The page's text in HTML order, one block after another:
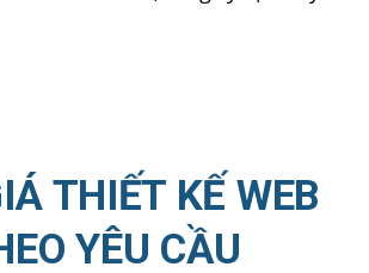
THIẾT KẾ WEB
YÊU CẦU